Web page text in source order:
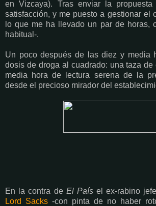
en Vizcaya). Tras enviar la
satisfacción, y me puesto a gestionar el
lo que me ha llevado un par de horas,
habitual-.
Un poco después de las diez y media
dosis de droga al cuadrado: una taza
media hora de lectura serena de la
desde el precioso mirador del
En la contra de El Paísel ex-rabino
Lord Sacks -con pinta de no haber